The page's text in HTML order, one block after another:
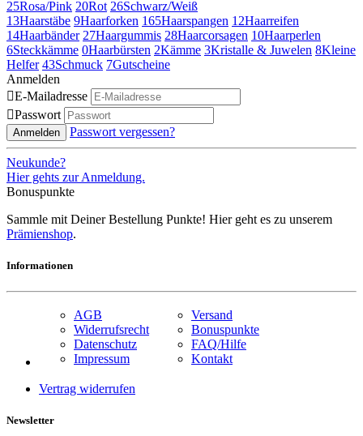
25Rosa/Pink 20Rot 26Schwarz/Weiß
13Haarstäbe 9Haarforken 165Haarspangen 12Haarreifen
14Haarbänder 27Haargummis 28Haarcorsagen 10Haarperlen
6Steckkämme 0Haarbürsten 2Kämme 3Kristalle & Juwelen 8Kleine
Helfer 43Schmuck 7Gutscheine
Anmelden
E-Mailadresse
Passwort
Anmelden Passwort vergessen?
Neukunde?
Hier gehts zur Anmeldung.
Bonuspunkte
Sammle mit Deiner Bestellung Punkte! Hier geht es zu unserem
Prämienshop.
Informationen
AGB
Widerrufsrecht
Datenschutz
Impressum
Versand
Bonuspunkte
FAQ/Hilfe
Kontakt
Vertrag widerrufen
Newsletter